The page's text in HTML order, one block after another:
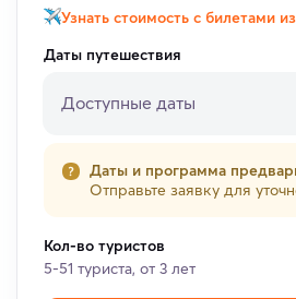
Узнать стоимость с билетами
Даты путешествия
Доступные даты
Даты и программа
Отправьте заявку для
Кол-во туристов
5-51 туриста, от 3 лет